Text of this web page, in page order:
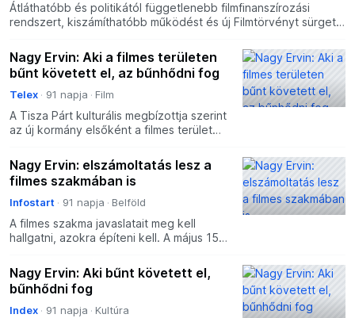
Átláthatóbb és politikától függetlenebb filmfinanszírozási
rendszert, kiszámíthatóbb működést és új Filmtörvényt sürget a
Nagy Ervin: Aki a filmes területen
bűnt követett el, az bűnhődni fog
Telex 91 napja Film
A Tisza Párt kulturális megbízottja szerint
az új kormány elsőként a filmes terület
elszámoltatás megkezdésére
koncentrálna.
Nagy Ervin: elszámoltatás lesz a
filmes szakmában is
Infostart 91 napja Belföld
A filmes szakma javaslatait meg kell
hallgatni, azokra építeni kell. A május 15-
időszakában a filmes területen is a
források megszerzés
Nagy Ervin: Aki bűnt követett el,
bűnhődni fog
Index 91 napja Kultúra